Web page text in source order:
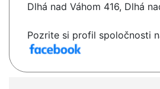
Dlhá nad Váhom 416, Dlhá
Pozrite si profil spoločnosti